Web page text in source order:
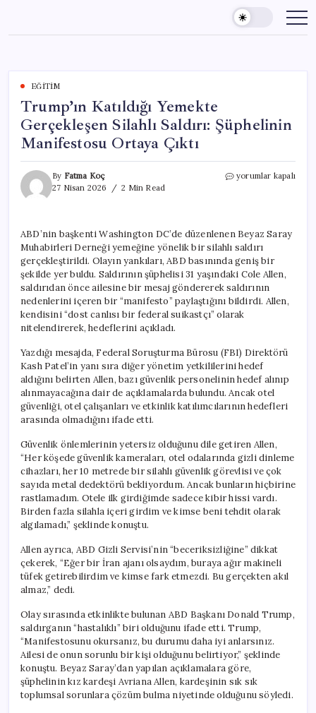
content
EĞITIM
Trump’ın Katıldığı Yemekte
Gerçekleşen Silahlı Saldırı: Şüphelinin
Manifestosu Ortaya Çıktı
By Fatma Koç
27 Nisan 2026
2 Min Read
Trump’ın
Saldırı:
Şüphelinin
Manifestosu
Ortaya
Çıktı
için
yorumlar kapalı
ABD’nin başkenti Washington DC’de düzenlenen Beyaz Saray
Muhabirleri Derneği yemeğine yönelik bir silahlı saldırı
gerçekleştirildi. Olayın yankıları, ABD basınında geniş bir
şekilde yer buldu. Saldırının şüphelisi 31 yaşındaki Cole Allen,
saldırıdan önce ailesine bir mesaj göndererek saldırının
nedenlerini içeren bir “manifesto” paylaştığını bildirdi. Allen,
kendisini “dost canlısı bir federal suikastçı” olarak
nitelendirerek, hedeflerini açıkladı.
Yazdığı mesajda, Federal Soruşturma Bürosu (FBI) Direktörü
Kash Patel’in yanı sıra diğer yönetim yetkililerini hedef
aldığını belirten Allen, bazı güvenlik personelinin hedef alınıp
alınmayacağına dair de açıklamalarda bulundu. Ancak otel
güvenliği, otel çalışanları ve etkinlik katılımcılarının hedefleri
arasında olmadığını ifade etti.
Güvenlik önlemlerinin yetersiz olduğunu dile getiren Allen,
“Her köşede güvenlik kameraları, otel odalarında gizli dinleme
cihazları, her 10 metrede bir silahlı güvenlik görevlisi ve çok
sayıda metal dedektörü bekliyordum. Ancak bunların hiçbirine
rastlamadım. Otele ilk girdiğimde sadece kibir hissi vardı.
Birden fazla silahla içeri girdim ve kimse beni tehdit olarak
algılamadı,” şeklinde konuştu.
Allen ayrıca, ABD Gizli Servisi’nin “beceriksizliğine” dikkat
çekerek, “Eğer bir İran ajanı olsaydım, buraya ağır makineli
tüfek getirebilirdim ve kimse fark etmezdi. Bu gerçekten akıl
almaz,” dedi.
Olay sırasında etkinlikte bulunan ABD Başkanı Donald Trump,
saldırganın “hastalıklı” biri olduğunu ifade etti. Trump,
“Manifestosunu okursanız, bu durumu daha iyi anlarsınız.
Ailesi de onun sorunlu bir kişi olduğunu belirtiyor,” şeklinde
konuştu. Beyaz Saray’dan yapılan açıklamalara göre,
şüphelinin kız kardeşi Avriana Allen, kardeşinin sık sık
toplumsal sorunlara çözüm bulma niyetinde olduğunu söyledi.